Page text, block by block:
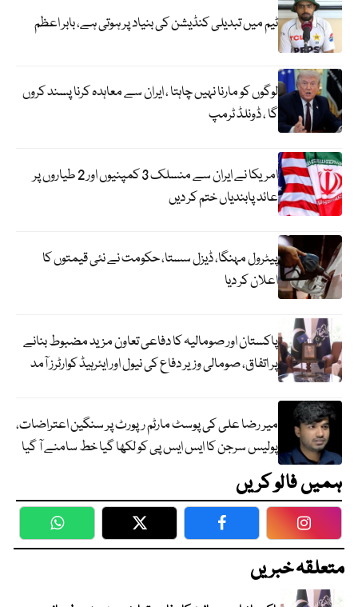
ٹیم میں تبدیلی کنڈیشن کی بنیاد پر ہوتی ہے، بابر اعظم
لوگوں کو مارنا نہیں چاہتا ، ایران سے معاہدہ کرنا پسند کروں
گا ، ڈونلڈ ٹرمپ
امریکا نے ایران سے منسلک 3 کمپنیوں اور 2 طیاروں پر
عائد پابندیاں ختم کر دیں
پیٹرول مہنگا، ڈیزل سستا، حکومت نے نئی قیمتوں کا
اعلان کر دیا
پاکستان اور صومالیہ کا دفاعی تعاون مزید مضبوط بنانے
پر اتفاق، صومالی وزیر دفاع کی نیول اور ایئرہیڈ کوارٹرز آمد
میر رضا علی کی پوسٹ مارٹم رپورٹ پر سنگین اعتراضات،
پولیس سرجن کا ایس ایس پی کو لکھا گیا خط سامنے آ گیا
ہمیں فالو کریں
WhatsApp Twitter Facebook
متعلقہ خبریں